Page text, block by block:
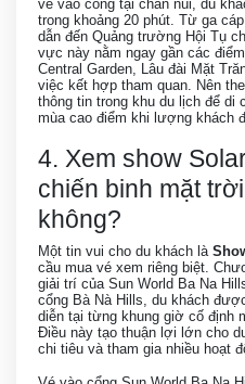
vé vào cổng tại chân núi, du
trong khoảng 20 phút. Từ ga
dẫn đến Quảng trường Hội Tụ
vực này nằm ngay gần các
Central Garden, Lâu đài Mặt
việc kết hợp tham quan. Nên
thông tin trong khu du lịch để di
mùa cao điểm khi lượng khách
4. Xem show
chiến binh mặt
không?
Một tin vui cho du khách là
cầu mua vé xem riêng biệt.
giải trí của Sun World Ba Na
cổng Bà Nà Hills, du khách
diễn tại từng khung giờ cố định
Điều này tạo thuận lợi lớn cho
chi tiêu và tham gia nhiều hoạt